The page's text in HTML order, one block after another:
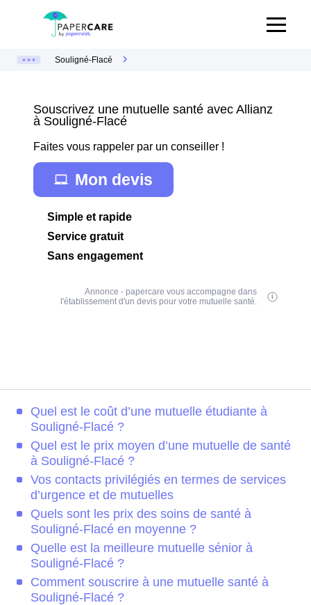
Souligné-Flacé
Souscrivez une mutuelle santé avec Allianz
à Souligné-Flacé
Faites vous rappeler par un conseiller !
Mon devis
Simple et rapide
Service gratuit
Sans engagement
Annonce - papercare vous accompagne dans
l'établissement d'un devis pour votre mutuelle santé.
Quel est le coût d’une mutuelle étudiante à
Souligné-Flacé ?
Quel est le prix moyen d’une mutuelle de santé
à Souligné-Flacé ?
Vos contacts privilégiés en termes de services
d’urgence et de mutuelles
Quels sont les prix des soins de santé à
Souligné-Flacé en moyenne ?
Quelle est la meilleure mutuelle sénior à
Souligné-Flacé ?
Comment souscrire à une mutuelle santé à
Souligné-Flacé ?